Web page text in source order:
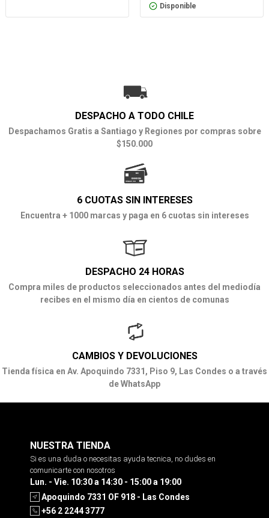
Disponible
DESPACHO A TODO CHILE
Despachamos Gratis a Santiago y Regiones por compras sobre
$150.000
6 CUOTAS SIN INTERESES
Encuentra + 1000 marcas y paga en 6 cuotas sin intereses
DESPACHO 24 HORAS
Compra miles de productos seleccionados antes del mediodía
recibes en el mismo día en cientos de comunas
CAMBIOS Y DEVOLUCIONES
Tienda física en Av. Apoquindo 7331, Piso 9, Las Condes o a través
de WhatsApp
NUESTRA TIENDA
Si es una duda o necesitas ayuda tecnica, no dudes en
comunicarte con nosotros
Lun. - Vie. 10:30 a 14:30 - 15:00 a 19:00
Apoquindo 7331 OF 918 - Las Condes
+56 2 2244 3777